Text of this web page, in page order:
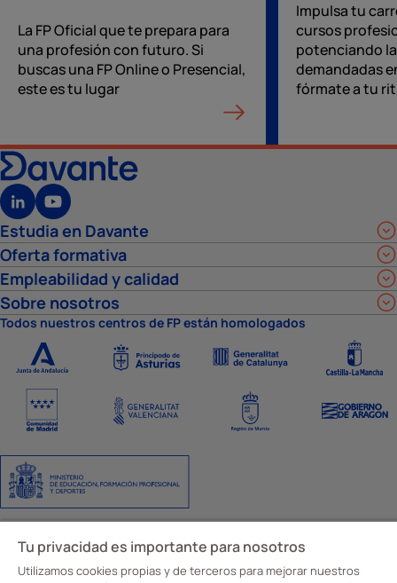
La FP Oficial que te prepara para
una profesión con futuro. Si
buscas una FP Online o Presencial,
este es tu lugar
Impulsa tu
cursos
potenciando
demandadas
fórmate a tu
Estudia en Davante
Oferta formativa
Empleabilidad y calidad
Sobre nosotros
Todos nuestros centros de FP están homologados
Código y canal ético
© Davante 2026
Tu privacidad es importante para nosotros
Utilizamos cookies propias y de terceros para mejorar nuestros